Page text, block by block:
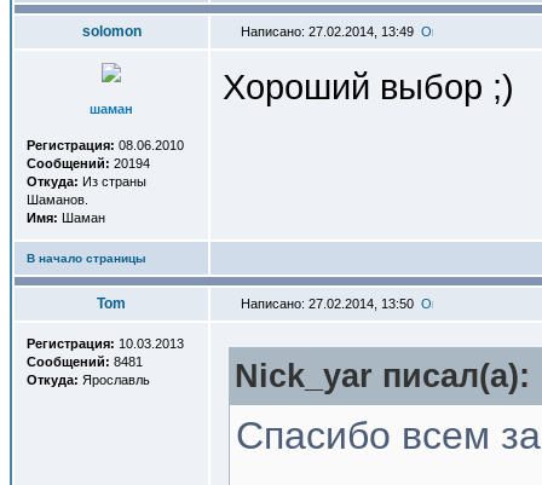
solomon Написано: 27.02.2014, 13:49
шаман
Регистрация: 08.06.2010
Сообщений: 20194
Откуда: Из страны
Шаманов.
Имя: Шаман
Хороший выбор ;)
В начало страницы
Tom Написано: 27.02.2014, 13:50
Регистрация: 10.03.2013
Сообщений: 8481
Откуда: Ярославль Nick_yar писал(a):
Спасибо всем